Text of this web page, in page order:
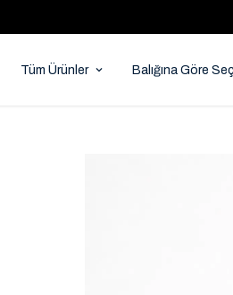
Tüm Ürünler Balığına Göre Seç